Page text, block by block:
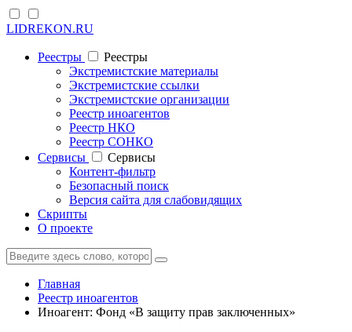
LIDREKON.RU
Реестры
Реестры
Экстремистские материалы
Экстремистские ссылки
Экстремистские организации
Реестр иноагентов
Реестр НКО
Реестр СОНКО
Cервисы
Cервисы
Контент-фильтр
Безопасный поиск
Версия сайта для слабовидящих
Скрипты
О проекте
Главная
Реестр иноагентов
Иноагент: Фонд «В защиту прав заключенных»